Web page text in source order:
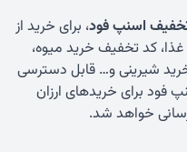
اسنپ فود، برای خرید از
کد تخفیف خرید میوه،
شیرینی و… قابل دسترسی
برای خریدهای ارزان
خواهد شد.